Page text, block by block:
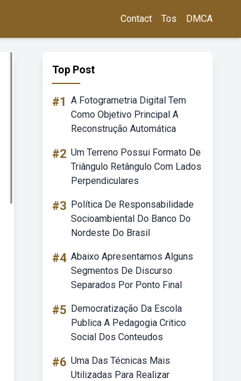
Contact Tos DMCA
Top Post
#1 A Fotogrametria Digital Tem
Como Objetivo Principal A
Reconstrução Automática
#2 Um Terreno Possui Formato De
Triângulo Retângulo Com Lados
Perpendiculares
#3 Política De Responsabilidade
Socioambiental Do Banco Do
Nordeste Do Brasil
#4 Abaixo Apresentamos Alguns
Segmentos De Discurso
Separados Por Ponto Final
#5 Democratização Da Escola
Publica A Pedagogia Critico
Social Dos Conteudos
#6 Uma Das Técnicas Mais
Utilizadas Para Realizar